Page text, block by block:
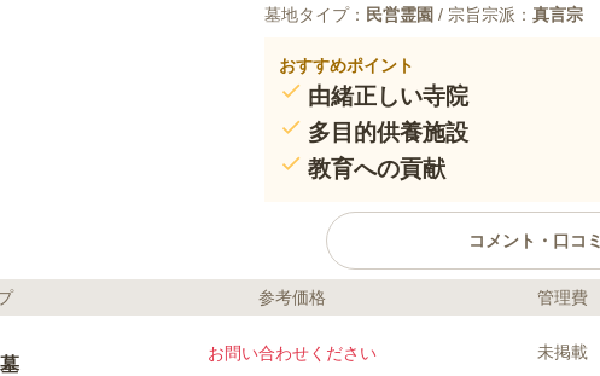
墓地タイプ： 民営霊園 / 宗旨宗派： 真言宗
おすすめポイント
由緒正しい寺院
多目的供養施設
教育への貢献
コメント・口コ
口コミ評価
参考価格 管理費
お問い合わせください 未掲載